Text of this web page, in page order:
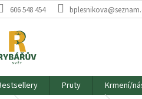
606 548 454
Pruty Krmení/